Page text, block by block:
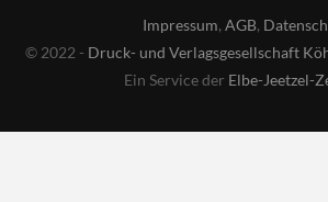
Impressum, AGB,
© 2022 - Druck- und Verlagsgesellschaft
Ein Service der Elbe-Jeetzel-